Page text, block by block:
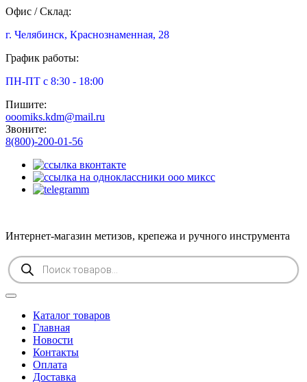
Офис / Склад:
г. Челябинск, Краснознаменная, 28
График работы:
ПН-ПТ с 8:30 - 18:00
Пишите:
ooomiks.kdm@mail.ru
Звоните:
8(800)-200-01-56
Интернет-магазин метизов, крепежа и ручного инструмента
Поиск
товаров
Каталог товаров
Главная
Новости
Контакты
Оплата
Доставка